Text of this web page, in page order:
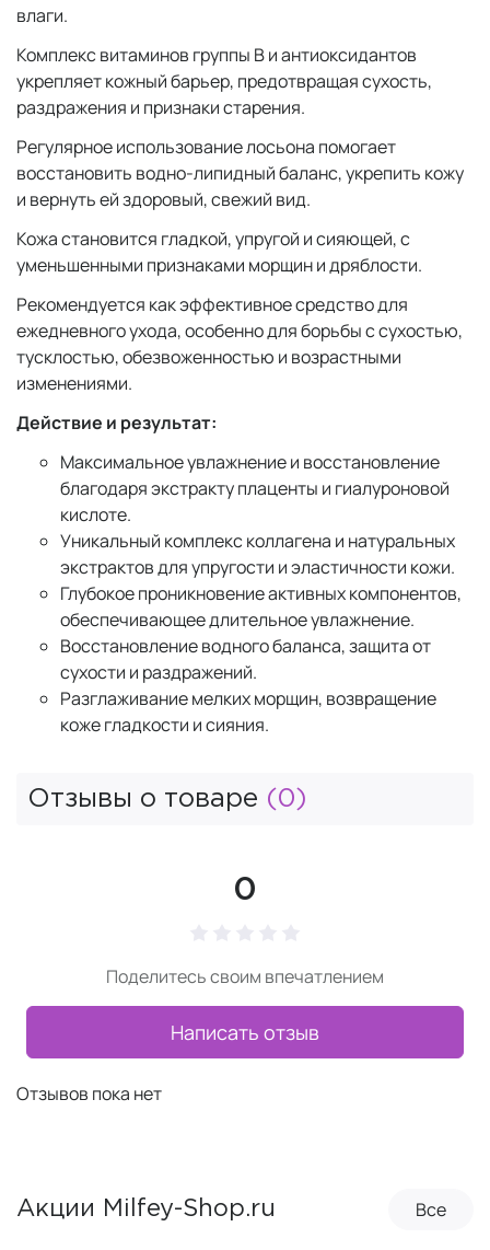
влаги.
Комплекс витаминов группы В и антиоксидантов
укрепляет кожный барьер, предотвращая сухость,
раздражения и признаки старения.
Регулярное использование лосьона помогает
восстановить водно-липидный баланс, укрепить кожу
и вернуть ей здоровый, свежий вид.
Кожа становится гладкой, упругой и сияющей, с
уменьшенными признаками морщин и дряблости.
Рекомендуется как эффективное средство для
ежедневного ухода, особенно для борьбы с сухостью,
тусклостью, обезвоженностью и возрастными
изменениями.
Действие и результат:
Максимальное увлажнение и восстановление
благодаря экстракту плаценты и гиалуроновой
кислоте.
Уникальный комплекс коллагена и натуральных
экстрактов для упругости и эластичности кожи.
Глубокое проникновение активных компонентов,
обеспечивающее длительное увлажнение.
Восстановление водного баланса, защита от
сухости и раздражений.
Разглаживание мелких морщин, возвращение
коже гладкости и сияния.
Отзывы о товаре (0)
0
Поделитесь своим впечатлением
Написать отзыв
Отзывов пока нет
Акции Milfey-Shop.ru Все